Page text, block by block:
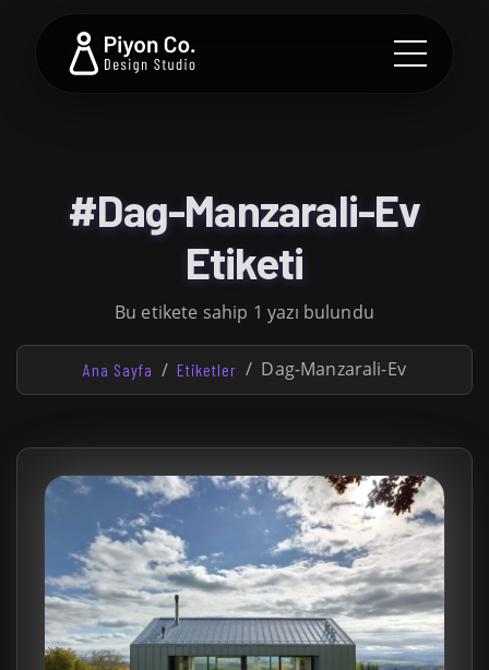
#Dag-Manzarali-Ev
Etiketi
Bu etikete sahip 1 yazı bulundu
Ana Sayfa Etiketler Dag-Manzarali-Ev